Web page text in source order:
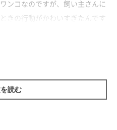
ンコなのですが、飼い主さんに
きの行動がかわいすぎたんです
読む